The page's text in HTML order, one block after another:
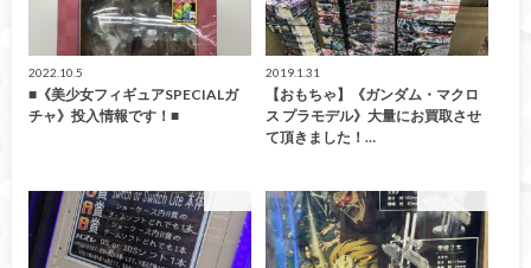
2022.10.5
■《美少女フィギュアSPECIALガ
チャ》投入情報です！■
2019.1.31
【おもちゃ】《ガンダム・マクロ
ス プラモデル》大量にお買取させ
て頂きました！…